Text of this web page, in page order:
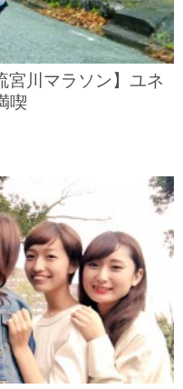
宮川マラソン】ユネ
喫